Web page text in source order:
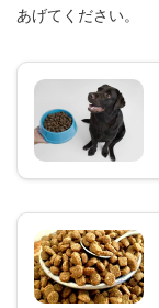
あげてください。